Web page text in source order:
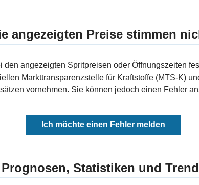
angezeigten Preise stimmen
den angezeigten Spritpreisen oder Öffnungszeiten
Markttransparenzstelle für Kraftstoffe (MTS-K)
vornehmen. Sie können jedoch einen Fehler
Ich möchte einen Fehler melden
Prognosen, Statistiken und